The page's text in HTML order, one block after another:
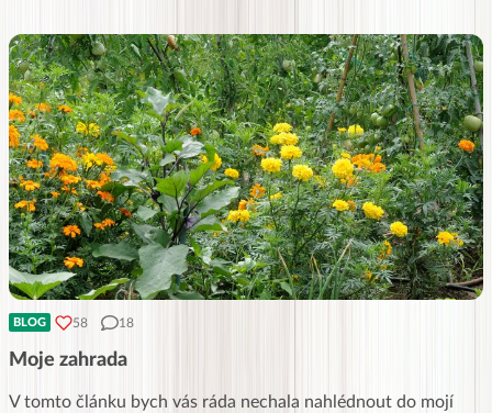
BLOG 58 18
Moje zahrada
V tomto článku bych vás ráda nechala nahlédnout do mojí